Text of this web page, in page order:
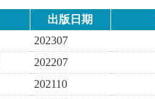
出版日期
202307
202207
202110